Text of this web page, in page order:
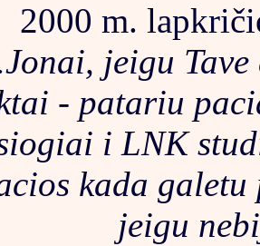
2000 m.
jeigu
- patariu
i LNK
kada
jeigu